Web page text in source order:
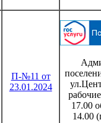
П-№11 от
23.01.2024
17.00
14.00